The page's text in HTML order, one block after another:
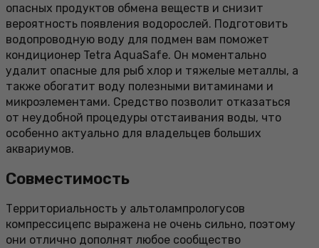
опасных продуктов обмена веществ и снизит
вероятность появления водорослей. Подготовить
водопроводную воду для подмен вам поможет
кондиционер Tetra AquaSafe. Он моментально
удалит опасные для рыб хлор и тяжелые металлы, а
также обогатит воду полезными витаминами и
микроэлементами. Средство позволит отказаться
от неудобной процедуры отстаивания воды, что
особенно актуально для владельцев больших
аквариумов.
Совместимость
Территориальность у альтолампрологусов
компрессицепс выражена не очень сильно, поэтому
они отлично дополнят любое сообщество